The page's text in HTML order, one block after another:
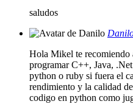
saludos
Hola Mikel te recomiendo
programar C++, Java,
python o ruby si fuera el
rendimiento y la calidad
codigo en python como